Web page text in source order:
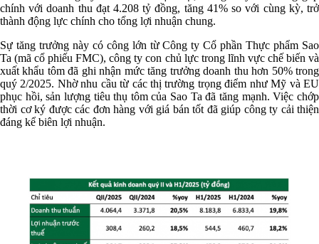
chính với doanh thu đạt 4.208 tỷ đồng, tăng 41% so với cùng kỳ, trở
thành động lực chính cho tổng lợi nhuận chung.
Sự tăng trưởng này có công lớn từ Công ty Cổ phần Thực phẩm Sao
Ta (mã cổ phiếu FMC), công ty con chủ lực trong lĩnh vực chế biến và
xuất khẩu tôm đã ghi nhận mức tăng trưởng doanh thu hơn 50% trong
quý 2/2025. Nhờ nhu cầu từ các thị trường trọng điểm như Mỹ và EU
phục hồi, sản lượng tiêu thụ tôm của Sao Ta đã tăng mạnh. Việc chớp
thời cơ ký được các đơn hàng với giá bán tốt đã giúp công ty cải thiện
đáng kể biên lợi nhuận.